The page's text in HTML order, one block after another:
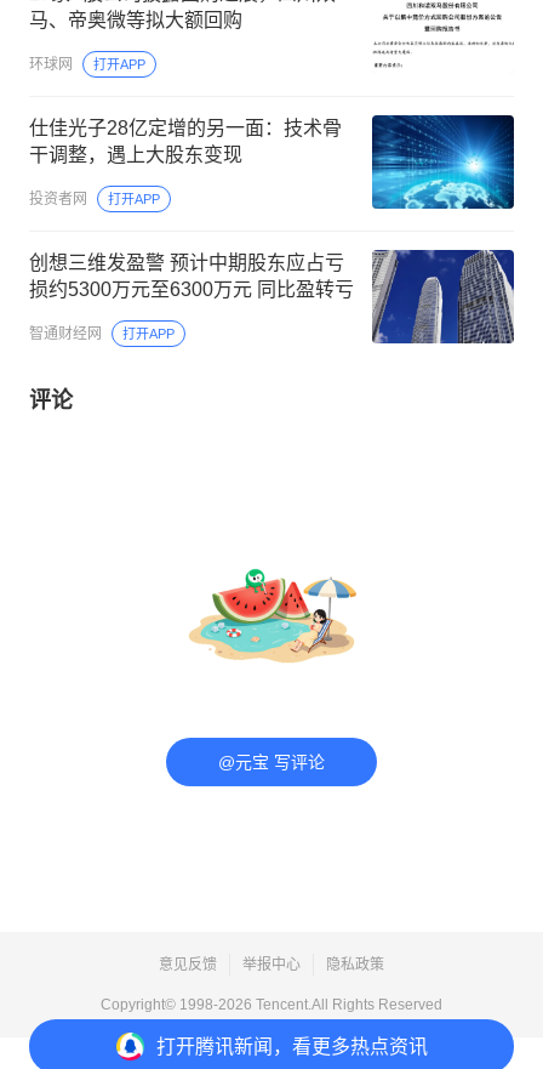
打开腾讯新闻，看更多热点资讯
马、帝奥微等拟大额回购
环球网 打开APP
仕佳光子28亿定增的另一面：技术骨
干调整，遇上大股东变现
投资者网 打开APP
创想三维发盈警 预计中期股东应占亏
损约5300万元至6300万元 同比盈转亏
智通财经网 打开APP
评论
@元宝 写评论
意见反馈 举报中心 隐私政策
Copyright© 1998-2026 Tencent.All Rights Reserved